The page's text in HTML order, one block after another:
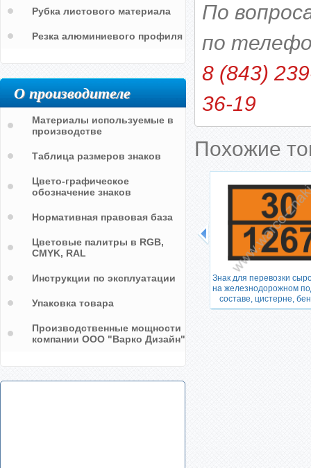
По
по
8 (843)
36-19
Похожие
маркировки упаковок с литиевыми
Знак для перевозки
на железнодорожном
составе, цистерне,
Рубка листового материала
Резка алюминиевого профиля
О производителе
Материалы используемые в
производстве
Таблица размеров знаков
Цвето-графическое
обозначение знаков
Нормативная правовая база
Цветовые палитры в RGB,
CMYK, RAL
Инструкции по эксплуатации
Упаковка товара
Производственные мощности
компании ООО "Варко Дизайн"